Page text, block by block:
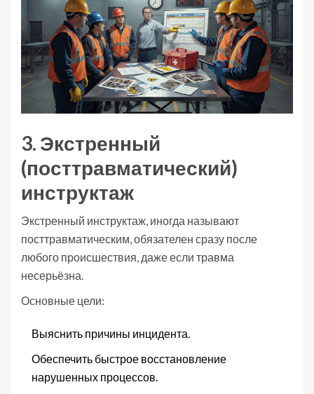
3. Экстренный
(посттравматический)
инструктаж
Экстренный инструктаж, иногда называют
посттравматическим, обязателен сразу после
любого происшествия, даже если травма
несерьёзна.
Основные цели:
Выяснить причины инцидента.
Обеспечить быстрое восстановление
нарушенных процессов.